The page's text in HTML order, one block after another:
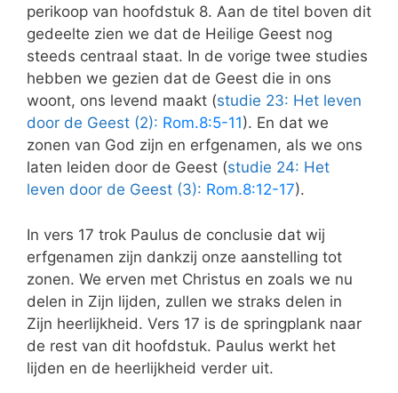
perikoop van hoofdstuk 8. Aan de titel boven dit
gedeelte zien we dat de Heilige Geest nog
steeds centraal staat. In de vorige twee studies
hebben we gezien dat de Geest die in ons
woont, ons levend maakt (studie 23: Het leven
door de Geest (2): Rom.8:5-11). En dat we
zonen van God zijn en erfgenamen, als we ons
laten leiden door de Geest (studie 24: Het
leven door de Geest (3): Rom.8:12-17).
In vers 17 trok Paulus de conclusie dat wij
erfgenamen zijn dankzij onze aanstelling tot
zonen. We erven met Christus en zoals we nu
delen in Zijn lijden, zullen we straks delen in
Zijn heerlijkheid. Vers 17 is de springplank naar
de rest van dit hoofdstuk. Paulus werkt het
lijden en de heerlijkheid verder uit.